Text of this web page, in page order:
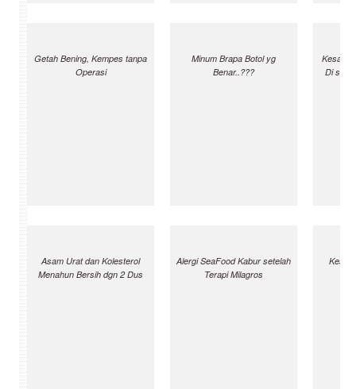
Getah Bening, Kempes tanpa
Operasi
Minum Brapa Botol yg
Benar..???
Di
Asam Urat dan Kolesterol
Menahun Bersih dgn 2 Dus
Alergi SeaFood Kabur setelah
Terapi Milagros